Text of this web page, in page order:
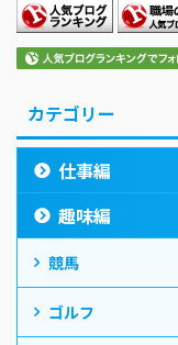
カテゴリー
仕事編
趣味編
競馬
ゴルフ